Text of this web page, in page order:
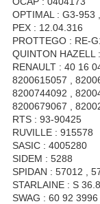
OPTIMAL : G3-953
PEX : 12.04.316
PROTTEGO : RE-
QUINTON HAZELL
RENAULT : 40 16
8200615057 ,
8200744092 ,
8200679067 ,
RTS : 93-90425
RUVILLE : 915578
SASIC : 4005280
SIDEM : 5288
SPIDAN : 57012 ,
STARLAINE : S
SWAG : 60 92 3996